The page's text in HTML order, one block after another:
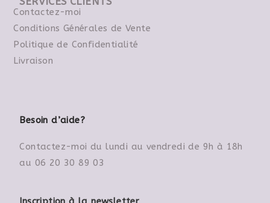
Contactez-moi
Conditions Générales de Vente
Politique de Confidentialité
Livraison
Besoin d’aide?
Contactez-moi du lundi au vendredi de 9h à 18h
au 06 20 30 89 03